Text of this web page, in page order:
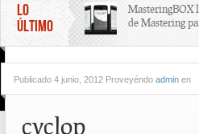
LO
ÚLTIMO
MasteringBOX
de Mastering
line gratis!
Publicado 4 junio, 2012 Proveyéndo admin en
cyclop